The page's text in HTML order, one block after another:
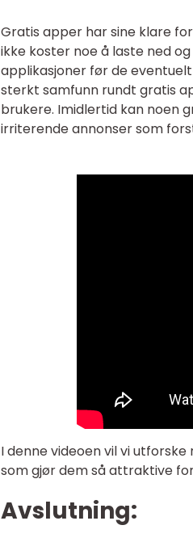
Gratis apper har sine klare
ikke koster noe å laste ned
applikasjoner før de
sterkt samfunn rundt gratis
brukere. Imidlertid kan noen
irriterende annonser som
I denne videoen vil vi
som gjør dem så attraktive
Avslutning: